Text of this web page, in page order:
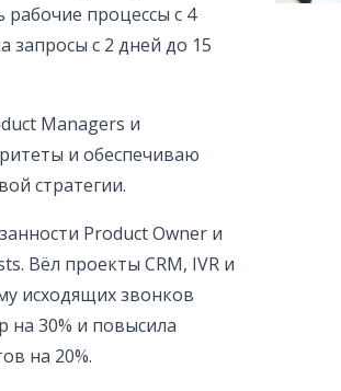
рабочие процессы с 4
с 2 дней до 15
Managers и
и обеспечиваю
стратегии.
Product Owner и
Вёл проекты CRM, IVR и
исходящих звонков
на 30% и повысила
на 20%.